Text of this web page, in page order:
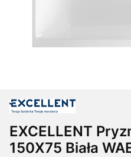
EXCELLENT
150X75 Biała